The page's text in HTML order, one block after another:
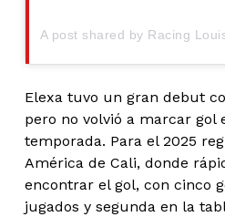
Elexa tuvo un gran debut
pero no volvió a marcar gol
temporada. Para el 2025
América de Cali, donde
encontrar el gol, con cinco
jugados y segunda en la